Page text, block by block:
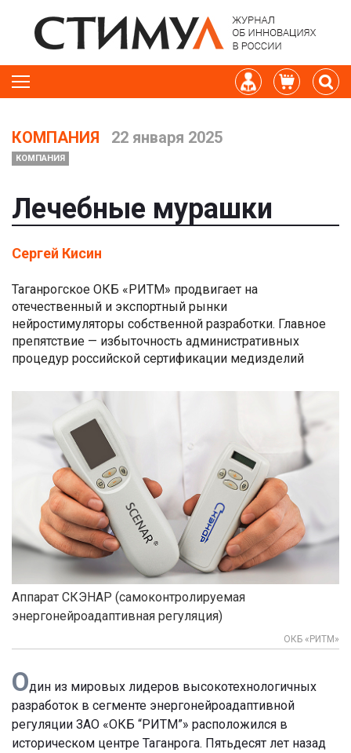
КОМПАНИЯ 22 января 2025
КОМПАНИЯ
Лечебные мурашки
Сергей Кисин
Таганрогское ОКБ «РИТМ» продвигает на
отечественный и экспортный рынки
нейростимуляторы собственной разработки. Главное
препятствие — избыточность административных
процедур российской сертификации медизделий
Аппарат СКЭНАР (самоконтролируемая
энергонейроадаптивная регуляция)
ОКБ «РИТМ»
Один из мировых лидеров высокотехнологичных
разработок в сегменте энергонейроадаптивной
регуляции ЗАО «ОКБ “РИТМ”» расположился в
историческом центре Таганрога. Пятьдесят лет назад